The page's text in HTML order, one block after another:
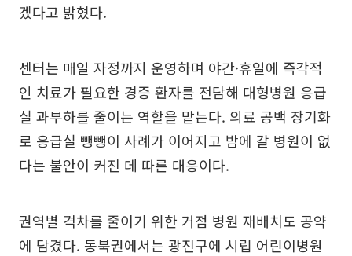
겠다고 밝혔다.
센터는 매일 자정까지 운영하며 야간·휴일에 즉각적
인 치료가 필요한 경증 환자를 전담해 대형병원 응급
실 과부하를 줄이는 역할을 맡는다. 의료 공백 장기화
로 응급실 뺑뺑이 사례가 이어지고 밤에 갈 병원이 없
다는 불안이 커진 데 따른 대응이다.
권역별 격차를 줄이기 위한 거점 병원 재배치도 공약
에 담겼다. 동북권에서는 광진구에 시립 어린이병원